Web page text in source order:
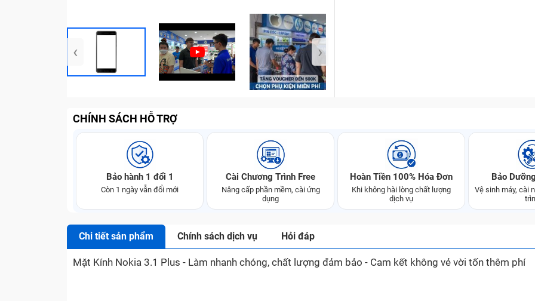
‹ ›
CHÍNH SÁCH HỖ TRỢ
Bảo hành 1 đổi 1
Còn 1 ngày vẫn đổi mới
Cài Chương Trình Free
Nâng cấp phần mềm, cài ứng
dụng
Hoàn Tiền 100% Hóa Đơn
Khi không hài lòng chất lượng
dịch vụ
Bảo
Vệ sinh máy, cài
Chi tiết sản phẩm Chính sách dịch vụ Hỏi đáp
Mặt Kính Nokia 3.1 Plus - Làm nhanh chóng, chất lượng đảm bảo - Cam kết không vẻ vời tốn thêm phí